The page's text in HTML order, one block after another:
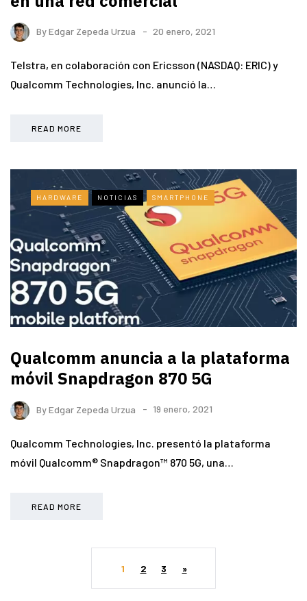
ByEdgar Zepeda Urzua 20 enero, 2021
Telstra, en colaboración con Ericsson (NASDAQ: ERIC) y
Qualcomm Technologies, Inc. anunció la…
READ MORE
HARDWARE NOTICIAS SMARTPHONE
Qualcomm anuncia a la plataforma
móvil Snapdragon 870 5G
ByEdgar Zepeda Urzua 19 enero, 2021
Qualcomm Technologies, Inc. presentó la plataforma
móvil Qualcomm® Snapdragon™ 870 5G, una…
READ MORE
1 2 3 »